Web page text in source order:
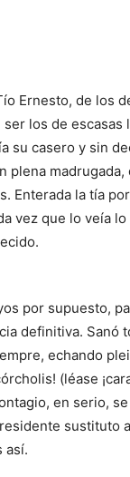
Ernesto, de los
los de escasas
su casero y sin
Enterada la tía
vez que lo veía
por supuesto,
definitiva. Sanó
echando
(léase
en serio,
sustituto
así.